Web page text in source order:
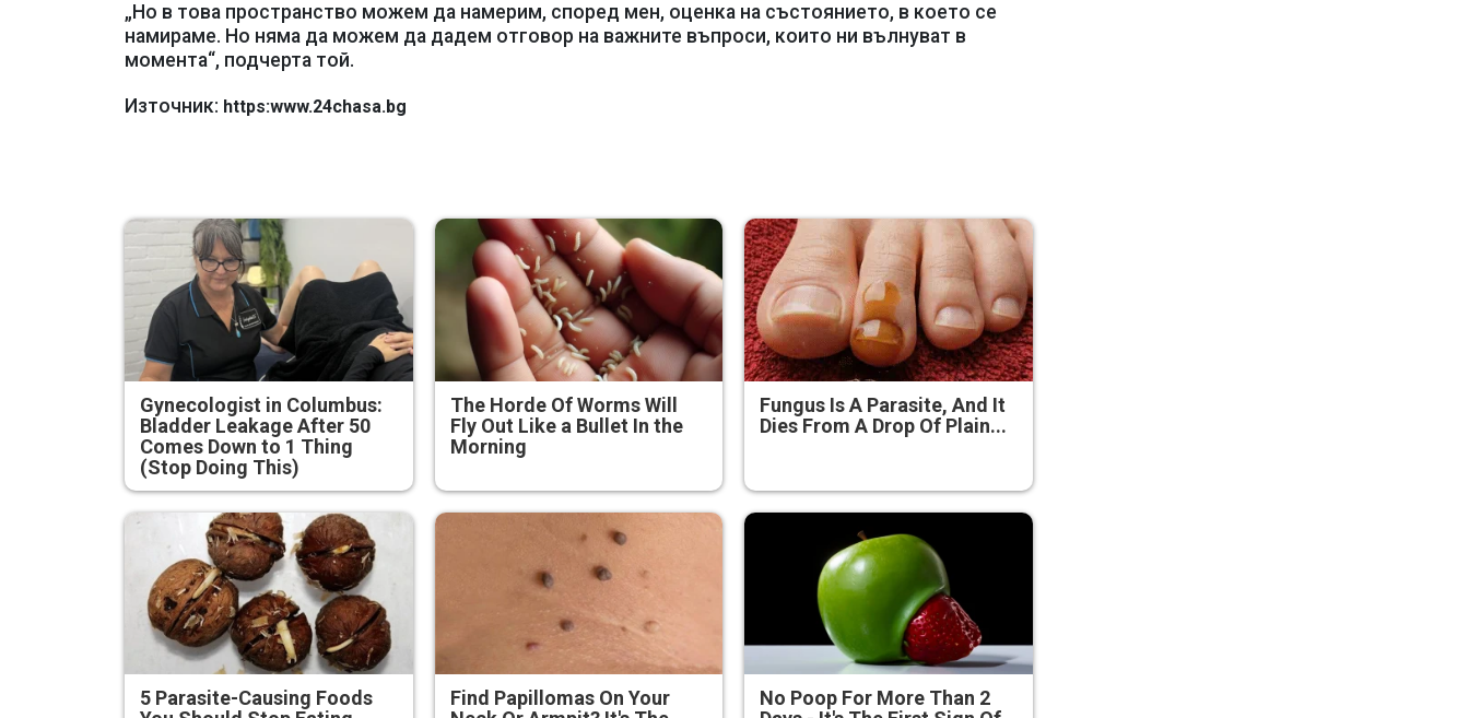
„Но в това пространство можем да намерим, според мен, оценка на състоянието, в което се
намираме. Но няма да можем да дадем отговор на важните въпроси, които ни вълнуват в
момента“, подчерта той.
Източник: https:www.24chasa.bg
Gynecologist in Columbus:
Bladder Leakage After 50
Comes Down to 1 Thing
(Stop Doing This)
The Horde Of Worms Will
Fly Out Like a Bullet In the
Morning
Fungus Is A Parasite, And It
Dies From A Drop Of Plain...
5 Parasite-Causing Foods
Find Papillomas On Your
No Poop For More Than 2